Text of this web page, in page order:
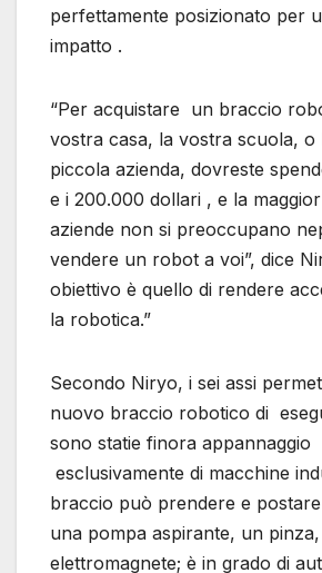
perfettamente posizionato per
impatto .
“Per acquistare un braccio
vostra casa, la vostra scuola, o
piccola azienda, dovreste
e i 200.000 dollari , e la
aziende non si preoccupano
vendere un robot a voi”, dice
obiettivo è quello di rendere
la robotica.”
Secondo Niryo, i sei assi
nuovo braccio robotico di
sono statie finora appannaggio
esclusivamente di macchine
braccio può prendere e
una pompa aspirante, un
elettromagnete; è in grado di